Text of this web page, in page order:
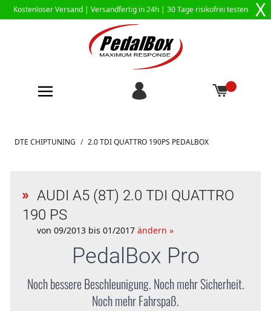
Kostenloser Versand | Versandfertig in 24h | 30 Tage risikofrei testen X
DTE CHIPTUNING / 2.0 TDI QUATTRO 190PS PEDALBOX
AUDI A5 (8T) 2.0 TDI QUATTRO
190 PS
von 09/2013 bis 01/2017 ändern »
PedalBox Pro
Noch bessere Beschleunigung. Noch mehr Sicherheit.
Noch mehr Fahrspaß.